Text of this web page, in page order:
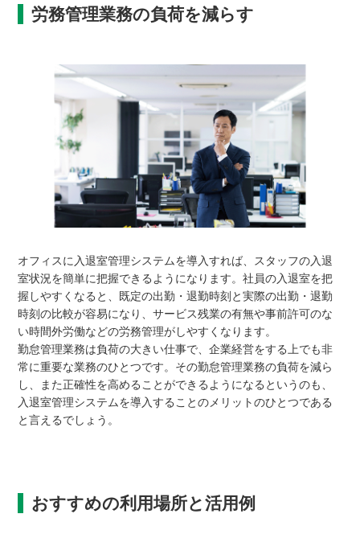
労務管理業務の負荷を減らす
オフィスに入退室管理システムを導入すれば、スタッフの入退
室状況を簡単に把握できるようになります。社員の入退室を把
握しやすくなると、既定の出勤・退勤時刻と実際の出勤・退勤
時刻の比較が容易になり、サービス残業の有無や事前許可のな
い時間外労働などの労務管理がしやすくなります。
勤怠管理業務は負荷の大きい仕事で、企業経営をする上でも非
常に重要な業務のひとつです。その勤怠管理業務の負荷を減ら
し、また正確性を高めることができるようになるというのも、
入退室管理システムを導入することのメリットのひとつである
と言えるでしょう。
おすすめの利用場所と活用例